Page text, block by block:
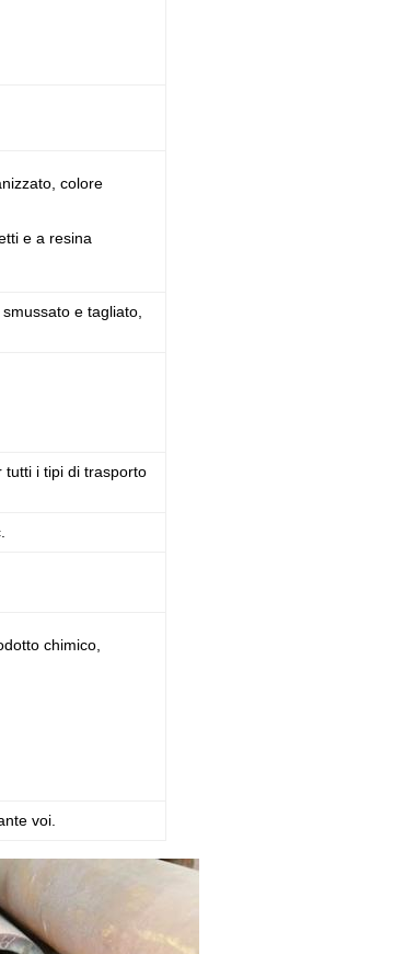
colore
e a resina
e tagliato,
tutti i tipi di trasporto
chimico,
voi.